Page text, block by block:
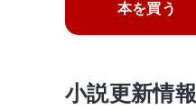
本を買う
小説更新情報